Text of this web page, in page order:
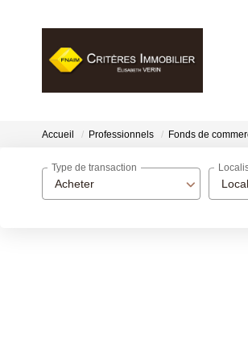
Accueil Professionnels Fonds de
Acheter
Type de transaction